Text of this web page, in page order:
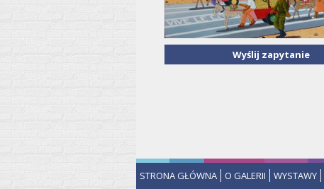
Wyślij zapytanie
STRONA GŁÓWNA O GALERII WYSTAWY